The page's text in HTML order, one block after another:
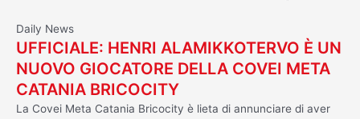
Daily News
UFFICIALE: HENRI ALAMIKKOTERVO È UN
NUOVO GIOCATORE DELLA COVEI META
CATANIA BRICOCITY
La Covei Meta Catania Bricocity è lieta di annunciare di aver